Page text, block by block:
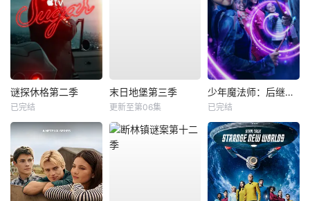
谜探休格第二季
已完结
末日地堡第三季
更新至第06集
少年魔法师：后继者第三季
已完结